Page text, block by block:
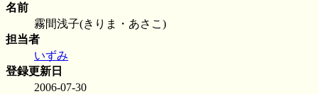
名前
霧間浅子(きりま・あさこ)
担当者
いずみ
登録更新日
2006-07-30